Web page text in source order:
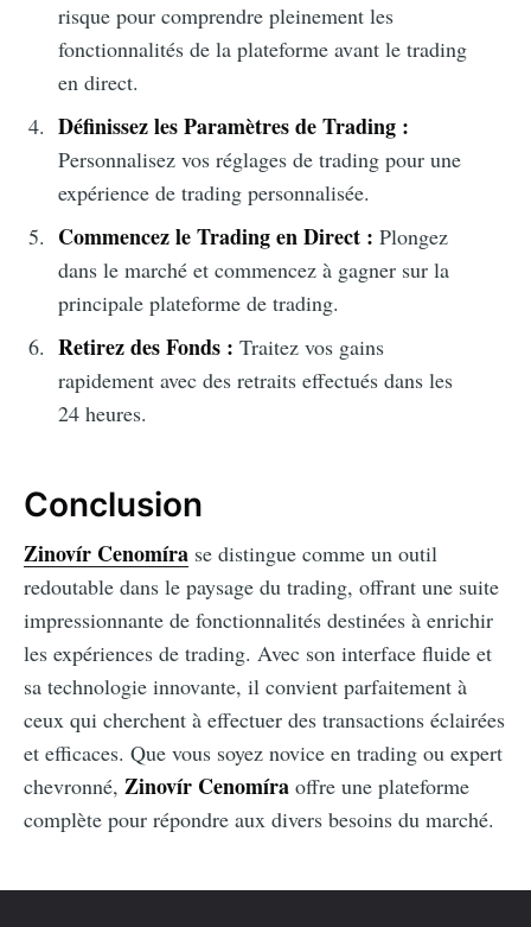
risque pour comprendre pleinement les
fonctionnalités de la plateforme avant le trading
en direct.
Définissez les Paramètres de Trading :
Personnalisez vos réglages de trading pour une
expérience de trading personnalisée.
Commencez le Trading en Direct : Plongez
dans le marché et commencez à gagner sur la
principale plateforme de trading.
Retirez des Fonds : Traitez vos gains
rapidement avec des retraits effectués dans les
24 heures.
Conclusion
Zinovír Cenomíra se distingue comme un outil
redoutable dans le paysage du trading, offrant une suite
impressionnante de fonctionnalités destinées à enrichir
les expériences de trading. Avec son interface fluide et
sa technologie innovante, il convient parfaitement à
ceux qui cherchent à effectuer des transactions éclairées
et efficaces. Que vous soyez novice en trading ou expert
chevronné, Zinovír Cenomíra offre une plateforme
complète pour répondre aux divers besoins du marché.